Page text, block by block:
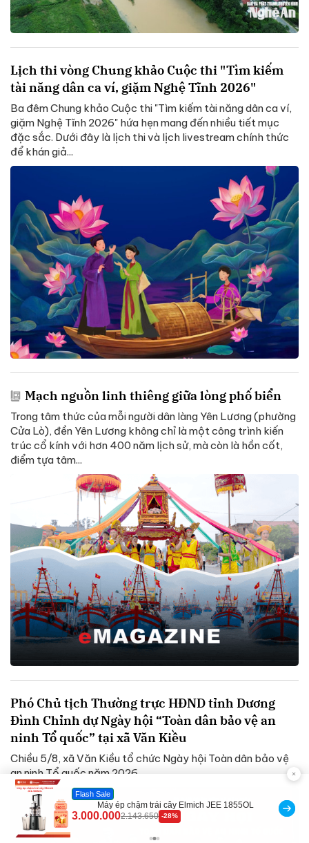
Lịch thi vòng Chung khảo Cuộc thi "Tìm kiếm
tài năng dân ca ví, giặm Nghệ Tĩnh 2026"
Ba đêm Chung khảo Cuộc thi "Tìm kiếm tài năng dân ca ví,
giặm Nghệ Tĩnh 2026" hứa hẹn mang đến nhiều tiết mục
đặc sắc. Dưới đây là lịch thi và lịch livestream chính thức
để khán giả...
Mạch nguồn linh thiêng giữa lòng phố biển
Trong tâm thức của mỗi người dân làng Yên Lương (phường
Cửa Lò), đền Yên Lương không chỉ là một công trình kiến
trúc cổ kính với hơn 400 năm lịch sử, mà còn là hồn cốt,
điểm tựa tâm...
Phó Chủ tịch Thường trực HĐND tỉnh Dương
Đình Chỉnh dự Ngày hội “Toàn dân bảo vệ an
ninh Tổ quốc” tại xã Văn Kiều
Chiều 5/8, xã Văn Kiều tổ chức Ngày hội Toàn dân bảo vệ
an ninh Tổ quốc năm 2026.
Flash Sale
Máy ép chậm trái cây Elmich JEE 1855OL
3.000.0002.143.650 -28%